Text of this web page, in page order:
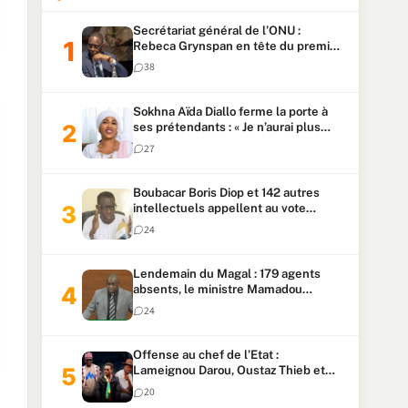
Secrétariat général de l’ONU :
Rebeca Grynspan en tête du premier
vote, Macky Sall pointe à la 5ᵉ place
38
Sokhna Aïda Diallo ferme la porte à
ses prétendants : « Je n’aurai plus
jamais un autre mari »
27
Boubacar Boris Diop et 142 autres
intellectuels appellent au vote
urgent de la révision
constitutionnelle
24
Lendemain du Magal : 179 agents
absents, le ministre Mamadou
Lamine Dianté exige des explications
24
Offense au chef de l’Etat :
Lameignou Darou, Oustaz Thieb et
Ndiaye Touba lourdement
condamnés
20